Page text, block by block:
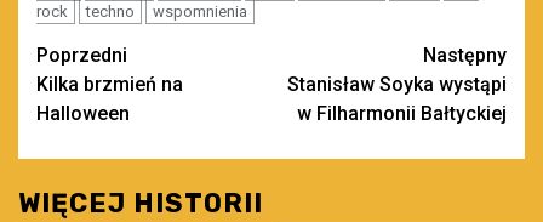
rock
techno wspomnienia
Zobacz
wpisy
Poprzedni
Kilka brzmień na
Halloween
Następny
Stanisław Soyka wystąpi
w Filharmonii Bałtyckiej
WIĘCEJ HISTORII